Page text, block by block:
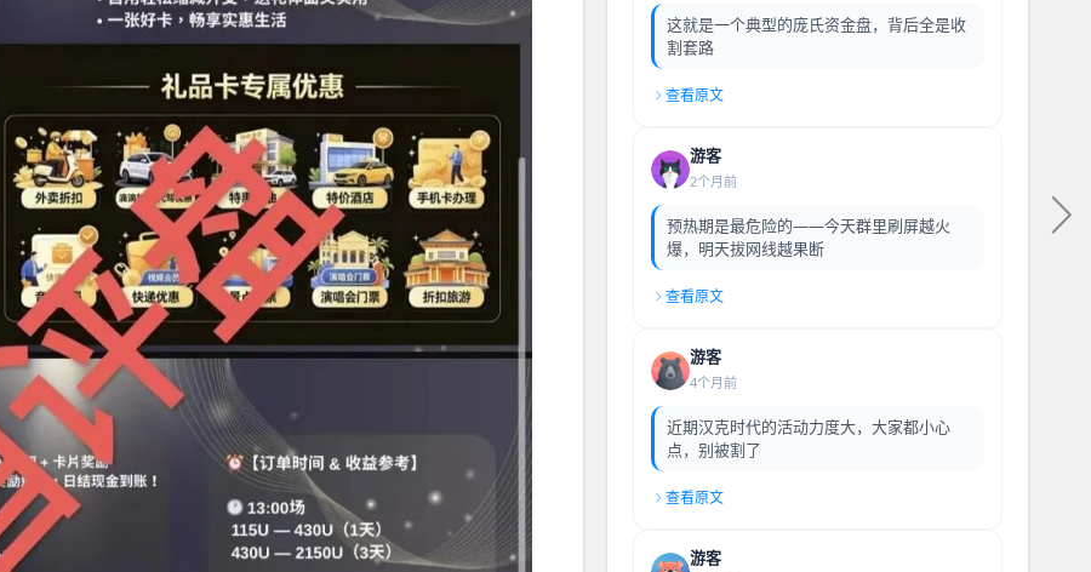
这就是一个典型的庞氏资金盘，背后全是收
割套路
查看原文
游客
2个月前
预热期是最危险的——今天群里刷屏越火
爆，明天拔网线越果断
查看原文
游客
4个月前
近期汉克时代的活动力度大，大家都小心
点，别被割了
查看原文
游客